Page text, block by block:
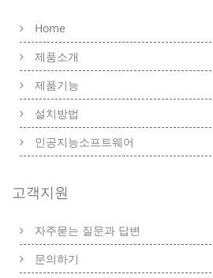
Home
제품소개
제품기능
설치방법
인공지능소프트웨어
고객지원
자주묻는 질문과 답변
문의하기